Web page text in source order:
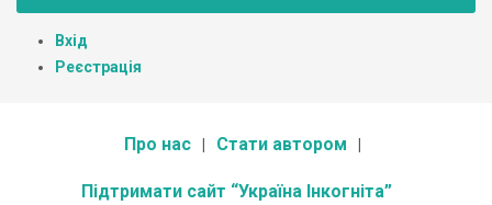
Вхід
Реєстрація
Про нас Стати автором
Підтримати сайт “Україна Інкогніта”